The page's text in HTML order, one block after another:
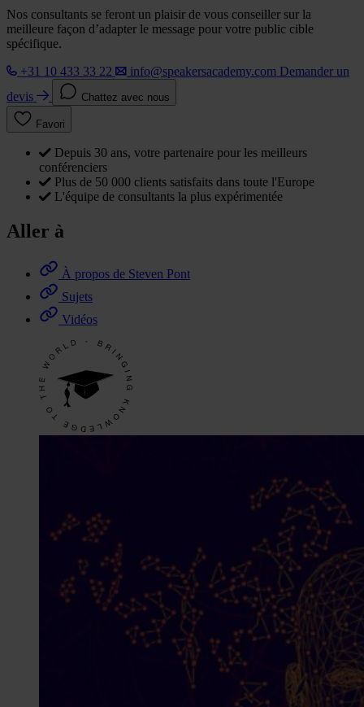
Nos consultants se feront un plaisir de vous conseiller sur la
meilleure façon d’adapter le message pour votre public cible
spécifique.
+31 10 433 33 22
info@speakersacademy.com Demander un
devis
Chattez avec nous
Favori
Depuis 30 ans, votre partenaire pour les meilleurs
conférenciers
Plus de 50 000 clients satisfaits dans toute l'Europe
L'équipe de consultants la plus expérimentée
Aller à
À propos de Steven Pont
Sujets
Vidéos